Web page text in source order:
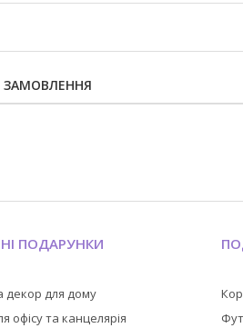
ЗАМОВЛЕННЯ
ПОДАРУНКИ
декор для дому
офісу та канцелярія